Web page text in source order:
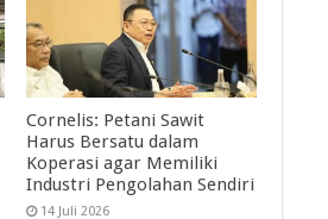
Cornelis: Petani Sawit
Harus Bersatu dalam
Koperasi agar Memiliki
Industri Pengolahan Sendiri
14 Juli 2026